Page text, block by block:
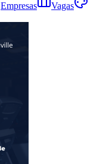
Empresas
Vagas